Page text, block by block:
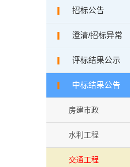
招标公告
澄清/招标异常
评标结果公示
中标结果公告
房建市政
水利工程
交通工程